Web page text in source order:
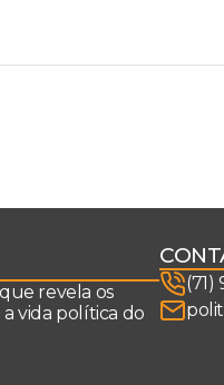
revela os
vida política do
(71)